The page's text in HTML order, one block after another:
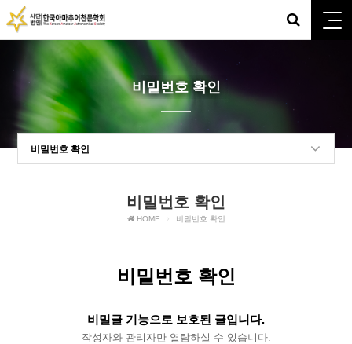
비밀번호 확인
비밀번호 확인
비밀번호 확인
HOME 비밀번호 확인
비밀번호 확인
비밀글 기능으로 보호된 글입니다.
작성자와 관리자만 열람하실 수 있습니다.